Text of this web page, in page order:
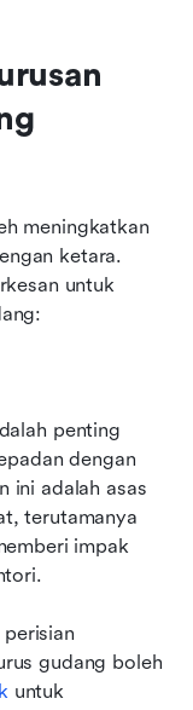
meningkatkan
ketara.
untuk
penting
dengan
ini adalah asas
terutamanya
impak
gudang boleh
untuk